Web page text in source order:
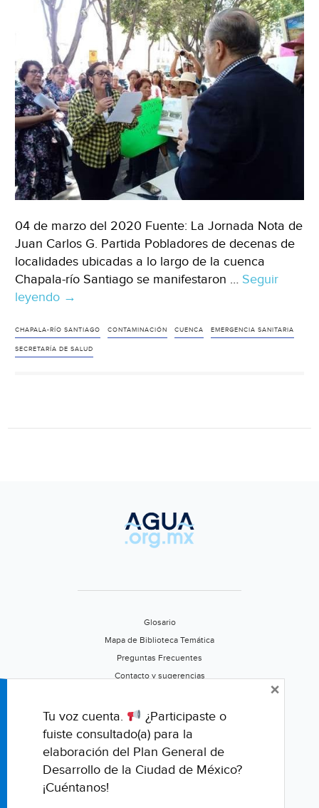
04 de marzo del 2020 Fuente: La Jornada Nota de
Juan Carlos G. Partida Pobladores de decenas de
localidades ubicadas a lo largo de la cuenca
Chapala-río Santiago se manifestaron … Seguir
leyendo Jalisco:
emitir
emergencia
→
CHAPALA-RÍO SANTIAGO CONTAMINACIÓN CUENCA EMERGENCIA SANITARIA
SECRETARÍA DE SALUD
Glosario
Mapa de Biblioteca Temática
Preguntas Frecuentes
Contacto y sugerencias
Califica este portal
Tu voz cuenta.
¿Participaste o
fuiste consultado(a) para la
elaboración del Plan General de
Desarrollo de la Ciudad de México?
¡Cuéntanos!
×